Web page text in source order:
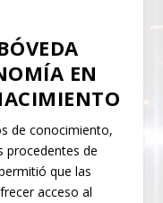
EN
de conocimiento,
procedentes de
que las
acceso al